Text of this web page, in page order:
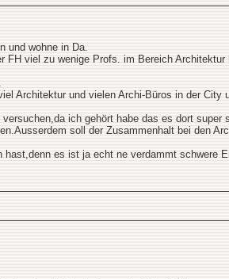
und wohne in Da.
FH viel zu wenige Profs. im Bereich
Architektur und vielen Archi-Büros in der
ich gehört habe das es dort
soll der Zusammenhalt bei den
es ist ja echt ne verdammt schwere